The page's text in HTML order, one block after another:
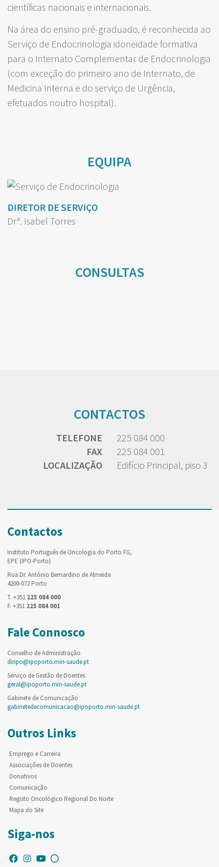
científicas nacionais e internacionais.
Na área do ensino pré-graduado, é reconhecida ao
Serviço de Endocrinologia idoneidade formativa
para o Internato Complementar de Endocrinologia
(com exceção do primeiro ano de Internato, de
Medicina Interna e do serviço de Urgência,
efetuados noutro hospital).
EQUIPA
DIRETOR DE SERVIÇO
Drª. Isabel Torres
CONSULTAS
CONTACTOS
TELEFONE
225 084 000
FAX
225 084 001
LOCALIZAÇÃO
Edifício Principal, piso 3
Contactos
Instituto Português de Oncologia do Porto FG,
EPE (IPO-Porto)
Rua Dr. António Bernardino de Almeida
4200-072 Porto
T. +351 225 084 000
F. +351 225 084 001
Fale Connosco
Conselho de Administração
diripo@ipoporto.min-saude.pt
Serviço de Gestão de Doentes
geral@ipoporto.min-saude.pt
Gabinete de Comunicação
gabinetedecomunicacao@ipoporto.min-saude.pt
Outros Links
Emprego e Carreira
Associações de Doentes
Donativos
Comunicação
Registo Oncológico Regional Do Norte
Mapa do Site
Siga-nos